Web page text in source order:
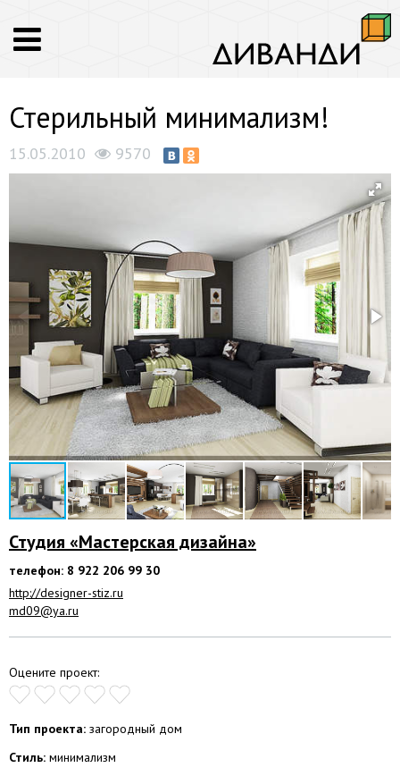
Стерильный минимализм!
15.05.2010 9570
Студия «Мастерская дизайна»
телефон: 8 922 206 99 30
http://designer-stiz.ru
md09@ya.ru
Оцените проект:
Тип проекта: загородный дом
Стиль: минимализм